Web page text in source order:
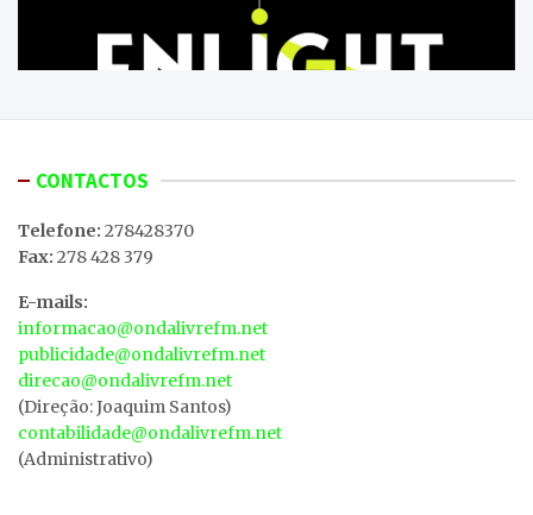
CONTACTOS
Telefone: 278428370
Fax: 278 428 379
E-mails:
informacao@ondalivrefm.net
publicidade@ondalivrefm.net
direcao@ondalivrefm.net
(Direção: Joaquim Santos)
contabilidade@ondalivrefm.net
(Administrativo)